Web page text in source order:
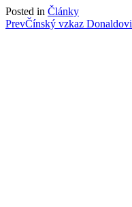
Posted in Články
Post
PrevČínský vzkaz